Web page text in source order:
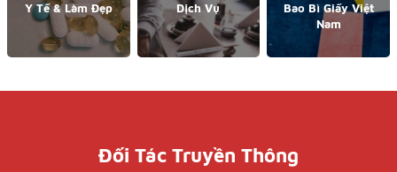
Y Tế & Làm Đẹp Dịch Vụ
Bao Bì Giấy Việt
Nam
Đối Tác Truyền Thông